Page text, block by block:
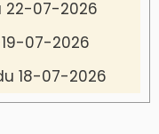
22-07-2026
07-2026
18-07-2026